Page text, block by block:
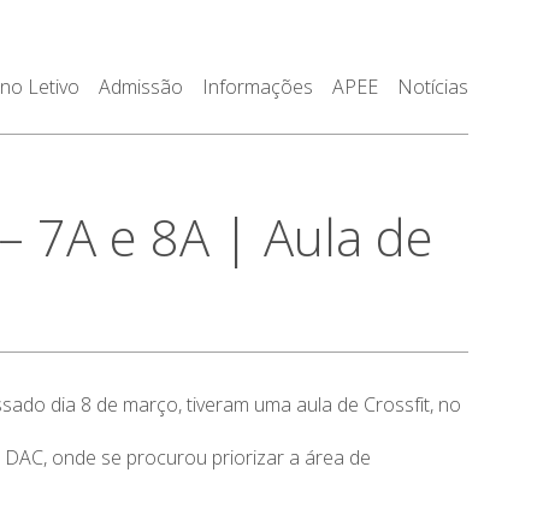
Letivo Admissão Informações APEE Notícias
7A e 8A | Aula de
dia 8 de março, tiveram uma aula de Crossfit, no
onde se procurou priorizar a área de